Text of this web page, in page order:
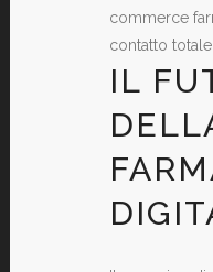
commerce
contatto
IL